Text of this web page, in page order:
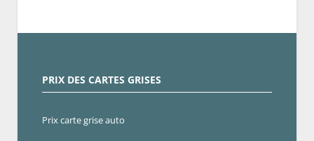
PRIX DES CARTES GRISES
Prix carte grise auto